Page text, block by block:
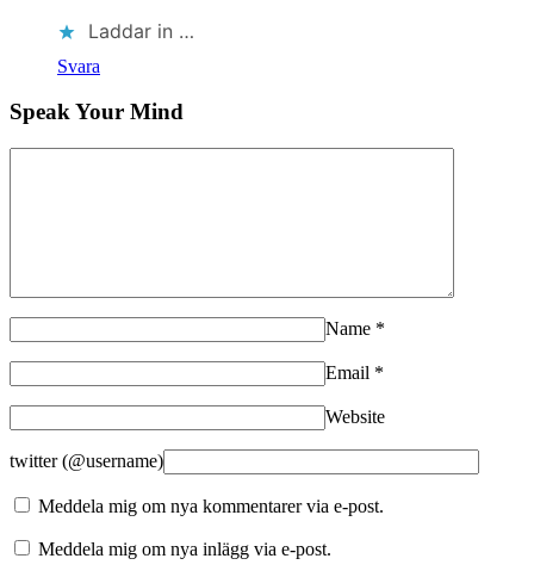
Laddar in …
Svara
Speak Your Mind
Name *
Email *
Website
twitter (@username)
Meddela mig om nya kommentarer via e-post.
Meddela mig om nya inlägg via e-post.